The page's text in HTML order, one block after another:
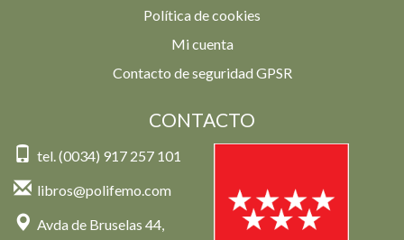
Política de cookies
Mi cuenta
Contacto de seguridad GPSR
CONTACTO
tel. (0034) 917 257 101
libros@polifemo.com
Avda de Bruselas 44,